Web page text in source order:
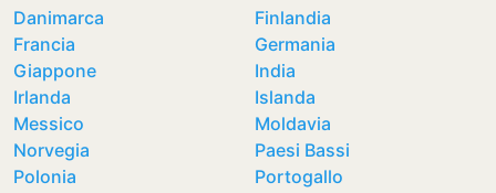
Danimarca
Finlandia
Francia
Germania
Giappone
India
Irlanda
Islanda
Messico
Moldavia
Norvegia
Paesi Bassi
Polonia
Portogallo